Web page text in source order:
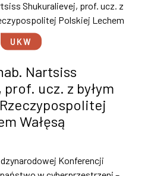
UKW
Nartsiss
ucz. z byłym
Wałęsą